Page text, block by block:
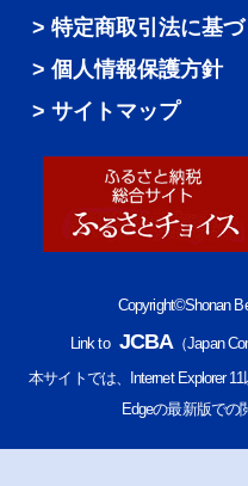
特定商取引法に基
個人情報保護方針
サイトマップ
Copyright©Shonan
Link to JCBA （Japan
本サイトでは、Internet Explorer
Edgeの最新版での